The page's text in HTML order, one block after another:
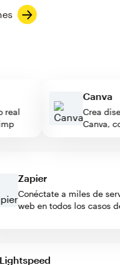
real
Crea
Zapier
Conéctate a miles de
web en todos los casos de
Lightspeed